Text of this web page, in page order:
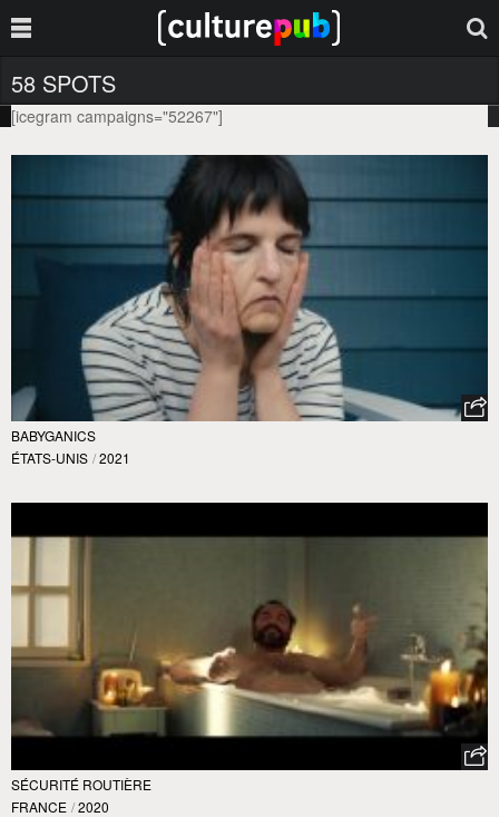
58 SPOTS
[icegram campaigns="52267"]
BABYGANICS
ÉTATS-UNIS / 2021
SÉCURITÉ ROUTIÈRE
FRANCE / 2020